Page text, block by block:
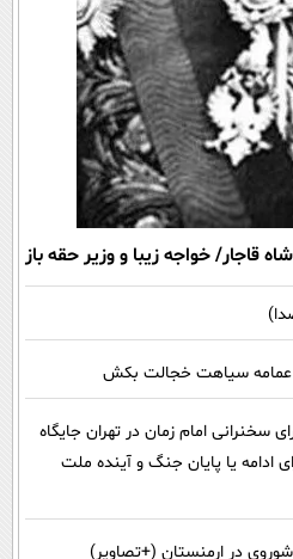
قاجار/ خواجه زیبا و وزیر حقه باز
عمامه سیاهت خجالت بکش
امام زمان در تهران جایگاه
یا پایان جنگ و آینده ملت
در ارمنستان (+تصاویر)